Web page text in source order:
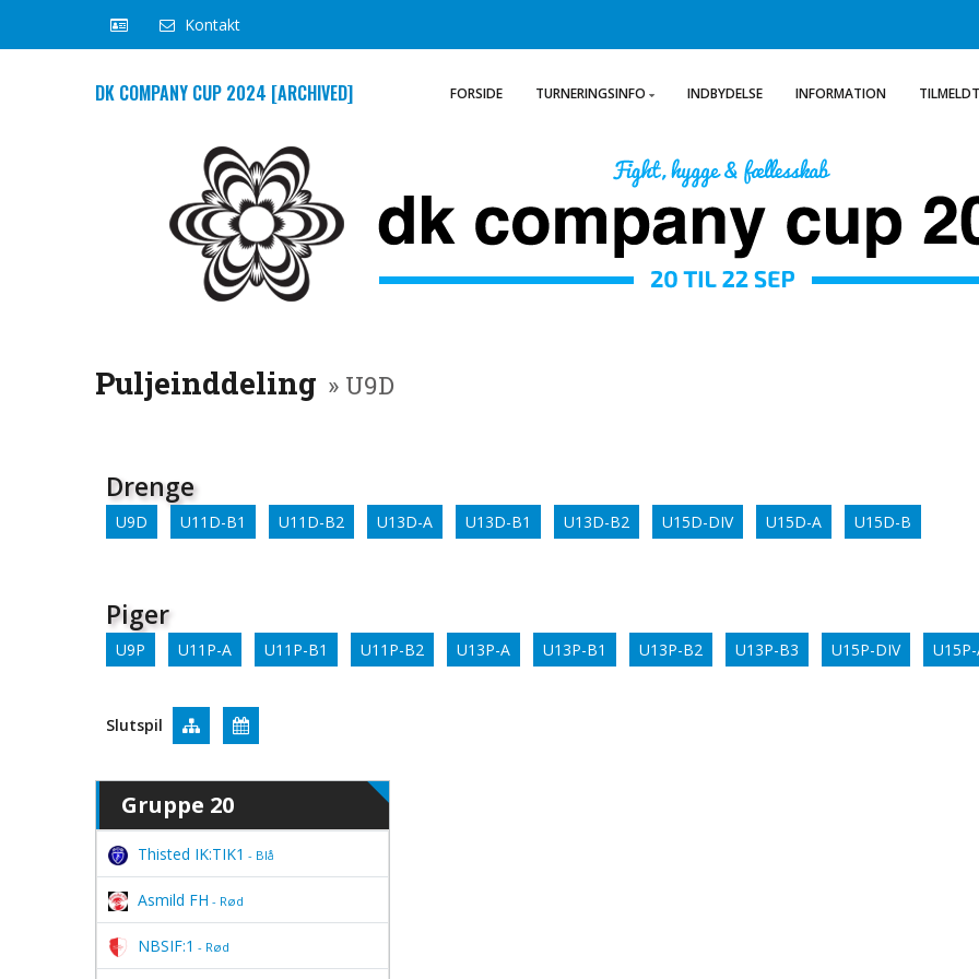
Kontakt
DK COMPANY CUP 2024 [ARCHIVED] FORSIDE TURNERINGSINFO INDBYDELSE INFORMATION
Puljeinddeling » U9D
Drenge
U9D U11D-B1 U11D-B2 U13D-A U13D-B1 U13D-B2 U15D-DIV U15D-A U15D-B
Piger
U9P U11P-A U11P-B1 U11P-B2 U13P-A U13P-B1 U13P-B2 U13P-B3 U15P-DIV
Slutspil
Gruppe 20
Thisted IK:TIK1 - Blå
Asmild FH - Rød
NBSIF:1 - Rød